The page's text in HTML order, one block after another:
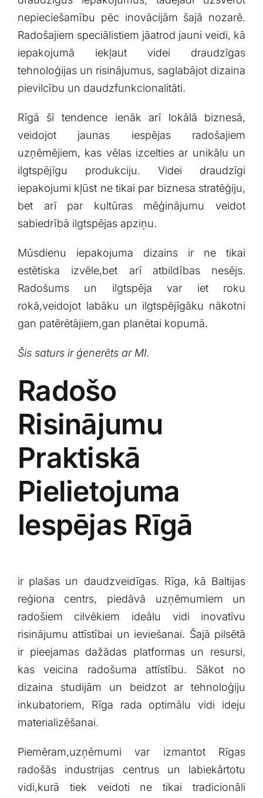
nepieciešamību ‍pēc inovācijām šajā nozarē.
Radošajiem speciālistiem jāatrod jauni veidi, kā
iepakojumā iekļaut videi draudzīgas
tehnoloģijas un risinājumus, saglabājot ‍dizaina
pievilcību‍ un daudzfunkcionalitāti.
Rīgā šī tendence ‍ienāk arī lokālā biznesā,
veidojot jaunas iespējas radošajiem
uzņēmējiem, kas vēlas izcelties ar unikālu un
ilgtspējīgu​ produkciju. Videi draudzīgi
iepakojumi kļūst ne tikai ⁤par biznesa stratēģiju,
bet arī par kultūras mēģinājumu veidot‌
sabiedrībā ilgtspējas apziņu.
Mūsdienu iepakojuma dizains ir ne tikai
estētiska ⁤izvēle,bet arī atbildības nesējs.
‌Radošums un ‌ilgtspēja‌ var iet roku
rokā,veidojot labāku un ilgtspējīgāku⁤ nākotni
gan ⁤patērētājiem,gan planētai kopumā.
Šis‌ saturs ir ‍ģenerēts⁤ ar MI.
Radošo
Risinājumu
Praktiskā
Pielietojuma
Iespējas Rīgā
ir plašas un daudzveidīgas. Rīga, kā Baltijas
⁤reģiona centrs, piedāvā uzņēmumiem un
radošiem cilvēkiem ideālu ​vidi inovatīvu
risinājumu attīstībai un ieviešanai.⁤ Šajā pilsētā
ir pieejamas dažādas platformas un resursi,‍
kas veicina radošuma ⁣attīstību. Sākot no
dizaina studijām un beidzot ar tehnoloģiju
inkubatoriem, Rīga⁢ rada optimālu vidi⁢ ideju
materializēšanai.
Piemēram,uzņēmumi var izmantot Rīgas​
radošās industrijas centrus un labiekārtotu
vidi,kurā⁤ tiek veidoti ‌ne tikai tradicionāli